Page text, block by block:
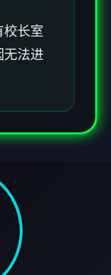
校长室
无法进